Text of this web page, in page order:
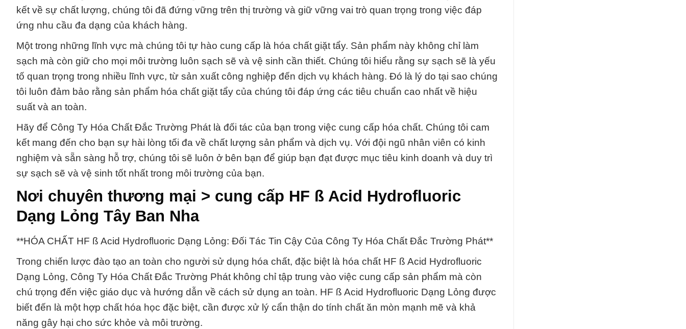
kết về sự chất lượng, chúng tôi đã đứng vững trên thị trường và giữ vững vai trò quan trọng trong việc đáp
ứng nhu cầu đa dạng của khách hàng.
Một trong những lĩnh vực mà chúng tôi tự hào cung cấp là hóa chất giặt tẩy. Sản phẩm này không chỉ làm
sạch mà còn giữ cho mọi môi trường luôn sạch sẽ và vệ sinh cần thiết. Chúng tôi hiểu rằng sự sạch sẽ là yếu
tố quan trọng trong nhiều lĩnh vực, từ sản xuất công nghiệp đến dịch vụ khách hàng. Đó là lý do tại sao chúng
tôi luôn đảm bảo rằng sản phẩm hóa chất giặt tẩy của chúng tôi đáp ứng các tiêu chuẩn cao nhất về hiệu
suất và an toàn.
Hãy để Công Ty Hóa Chất Đắc Trường Phát là đối tác của bạn trong việc cung cấp hóa chất. Chúng tôi cam
kết mang đến cho bạn sự hài lòng tối đa về chất lượng sản phẩm và dịch vụ. Với đội ngũ nhân viên có kinh
nghiệm và sẵn sàng hỗ trợ, chúng tôi sẽ luôn ở bên bạn để giúp bạn đạt được mục tiêu kinh doanh và duy trì
sự sạch sẽ và vệ sinh tốt nhất trong môi trường của bạn.
Nơi chuyên thương mại > cung cấp HF ß Acid Hydrofluoric
Dạng Lỏng Tây Ban Nha
**HÓA CHẤT HF ß Acid Hydrofluoric Dạng Lỏng: Đối Tác Tin Cậy Của Công Ty Hóa Chất Đắc Trường Phát**
Trong chiến lược đào tạo an toàn cho người sử dụng hóa chất, đặc biệt là hóa chất HF ß Acid Hydrofluoric
Dạng Lỏng, Công Ty Hóa Chất Đắc Trường Phát không chỉ tập trung vào việc cung cấp sản phẩm mà còn
chú trọng đến việc giáo dục và hướng dẫn về cách sử dụng an toàn. HF ß Acid Hydrofluoric Dạng Lỏng được
biết đến là một hợp chất hóa học đặc biệt, cần được xử lý cẩn thận do tính chất ăn mòn mạnh mẽ và khả
năng gây hại cho sức khỏe và môi trường.